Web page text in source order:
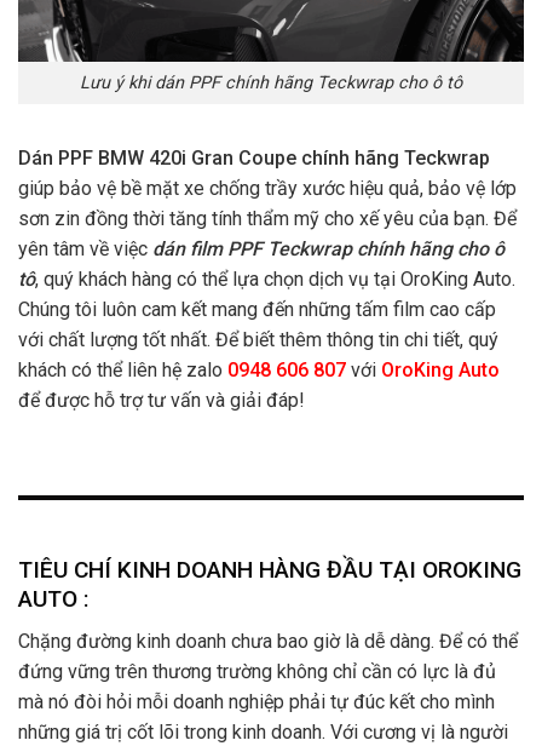
Lưu ý khi dán PPF chính hãng Teckwrap cho ô tô
Dán PPF BMW 420i Gran Coupe chính hãng Teckwrap
giúp bảo vệ bề mặt xe chống trầy xước hiệu quả, bảo vệ lớp
sơn zin đồng thời tăng tính thẩm mỹ cho xế yêu của bạn. Để
yên tâm về việc dán film PPF Teckwrap chính hãng cho ô
tô, quý khách hàng có thể lựa chọn dịch vụ tại OroKing Auto.
Chúng tôi luôn cam kết mang đến những tấm film cao cấp
với chất lượng tốt nhất. Để biết thêm thông tin chi tiết, quý
khách có thể liên hệ zalo 0948 606 807 với OroKing Auto
để được hỗ trợ tư vấn và giải đáp!
TIÊU CHÍ KINH DOANH HÀNG ĐẦU TẠI OROKING
AUTO :
Chặng đường kinh doanh chưa bao giờ là dễ dàng. Để có thể
đứng vững trên thương trường không chỉ cần có lực là đủ
mà nó đòi hỏi mỗi doanh nghiệp phải tự đúc kết cho mình
những giá trị cốt lõi trong kinh doanh. Với cương vị là người